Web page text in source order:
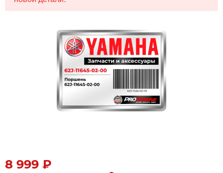
8 999 ₽